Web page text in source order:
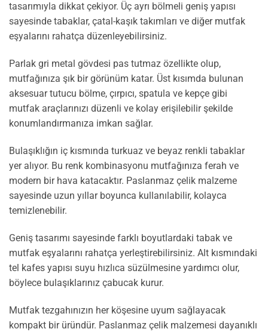
tasarımıyla dikkat çekiyor. Üç ayrı bölmeli geniş yapısı
sayesinde tabaklar, çatal-kaşık takımları ve diğer mutfak
eşyalarını rahatça düzenleyebilirsiniz.
Parlak gri metal gövdesi pas tutmaz özellikte olup,
mutfağınıza şık bir görünüm katar. Üst kısımda bulunan
aksesuar tutucu bölme, çırpıcı, spatula ve kepçe gibi
mutfak araçlarınızı düzenli ve kolay erişilebilir şekilde
konumlandırmanıza imkan sağlar.
Bulaşıklığın iç kısmında turkuaz ve beyaz renkli tabaklar
yer alıyor. Bu renk kombinasyonu mutfağınıza ferah ve
modern bir hava katacaktır. Paslanmaz çelik malzeme
sayesinde uzun yıllar boyunca kullanılabilir, kolayca
temizlenebilir.
Geniş tasarımı sayesinde farklı boyutlardaki tabak ve
mutfak eşyalarını rahatça yerleştirebilirsiniz. Alt kısmındaki
tel kafes yapısı suyu hızlıca süzülmesine yardımcı olur,
böylece bulaşıklarınız çabucak kurur.
Mutfak tezgahınızın her köşesine uyum sağlayacak
kompakt bir üründür. Paslanmaz çelik malzemesi dayanıklı